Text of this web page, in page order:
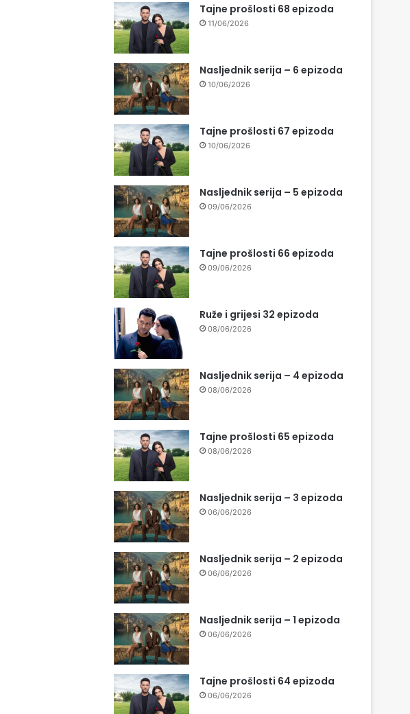
Tajne prošlosti 68 epizoda
11/06/2026
Nasljednik serija – 6 epizoda
10/06/2026
Tajne prošlosti 67 epizoda
10/06/2026
Nasljednik serija – 5 epizoda
09/06/2026
Tajne prošlosti 66 epizoda
09/06/2026
Ruže i grijesi 32 epizoda
08/06/2026
Nasljednik serija – 4 epizoda
08/06/2026
Tajne prošlosti 65 epizoda
08/06/2026
Nasljednik serija – 3 epizoda
06/06/2026
Nasljednik serija – 2 epizoda
06/06/2026
Nasljednik serija – 1 epizoda
06/06/2026
Tajne prošlosti 64 epizoda
06/06/2026